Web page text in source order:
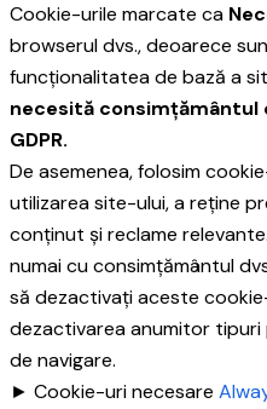
Cookie-urile marcate ca
browserul dvs., deoarece
funcționalitatea de bază a
necesită
GDPR.
De asemenea, folosim
utilizarea site-ului, a reține
conținut și reclame
numai cu consimțământul
să dezactivați aceste
dezactivarea anumitor
de navigare.
► Cookie-uri necesare